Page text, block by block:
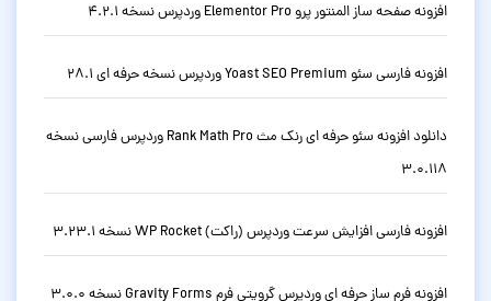
افزونه صفحه ساز المنتور پرو Elementor Pro وردپرس نسخه 4.2.1
افزونه فارسی سئو Yoast SEO Premium وردپرس نسخه حرفه ای 28.1
دانلود افزونه سئو حرفه ای رنک مث Rank Math Pro وردپرس فارسی نسخه
3.0.118
افزونه فارسی افزایش سرعت وردپرس (راکت) WP Rocket نسخه 3.23.1
افزونه فرم ساز حرفه ای وردپرس گرویتی فرم Gravity Forms نسخه 3.0.0